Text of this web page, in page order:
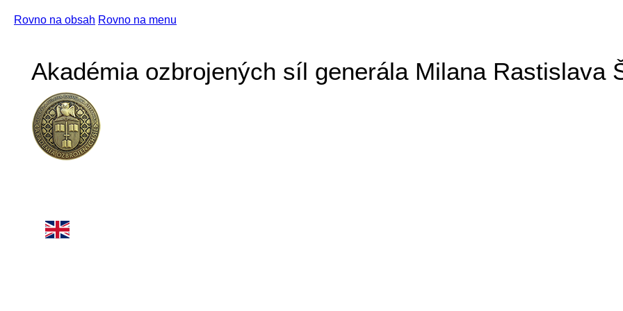
Rovno na obsah Rovno na menu
Akadémia ozbrojených síl generála Milana Rastislava